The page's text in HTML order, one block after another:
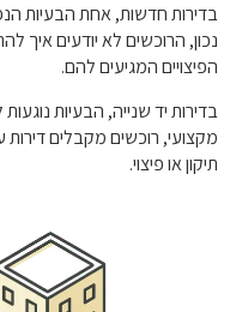
בדירות חדשות, אחת הבעיות
נכון, הרוכשים לא יודעים איך
הפיצויים המגיעים להם.
בדירות יד שנייה, הבעיות
מקצועי, רוכשים מקבלים דירות
תיקון או פיצוי.